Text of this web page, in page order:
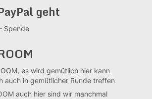
geht
Spende
es wird gemütlichhier kann
auch in gemütlicher Runde treffen
auch hier sind wir manchmal